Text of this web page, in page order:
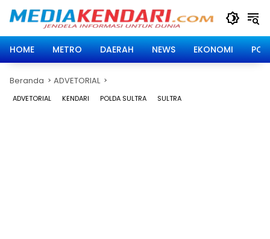
HOME
METRO DAERAH NEWS EKONOMI
Beranda ADVETORIAL
ADVETORIAL KENDARI POLDA SULTRA SULTRA